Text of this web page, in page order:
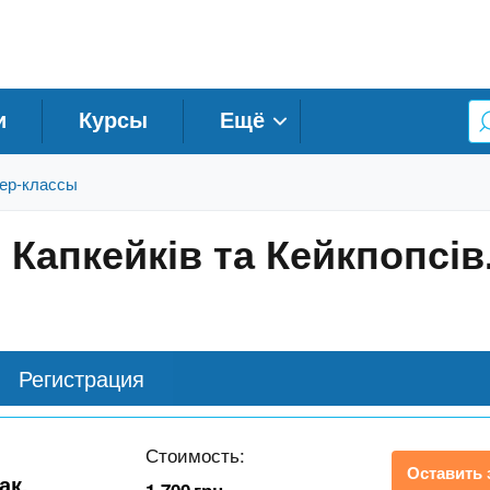
Курсы Ещё
классы
та
Регистрация
Стоимость:
Оставить